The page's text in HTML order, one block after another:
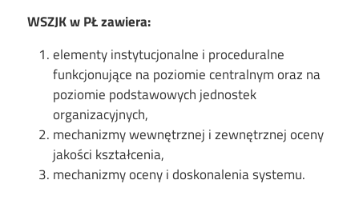
WSZJK w PŁ zawiera:
elementy instytucjonalne i proceduralne
funkcjonujące na poziomie centralnym oraz na
poziomie podstawowych jednostek
organizacyjnych,
mechanizmy wewnętrznej i zewnętrznej oceny
jakości kształcenia,
mechanizmy oceny i doskonalenia systemu.